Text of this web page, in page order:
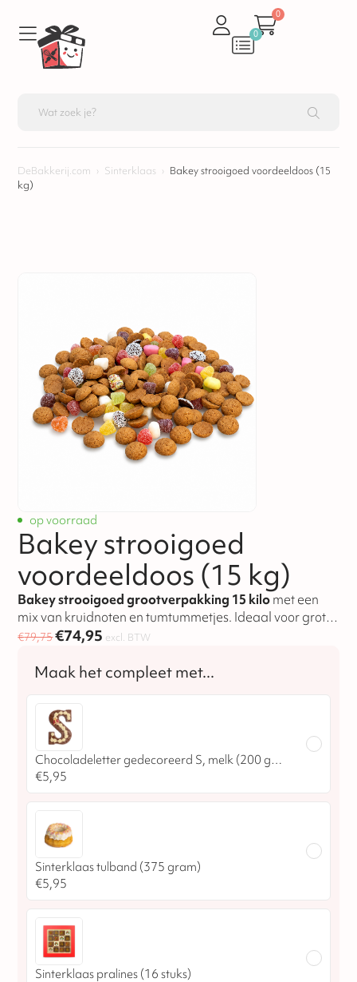
0
0
DeBakkerij.com › Sinterklaas › Bakey strooigoed voordeeldoos (15
kg)
op voorraad
Bakey strooigoed
voordeeldoos (15 kg)
Bakey strooigoed grootverpakking 15 kilo met een
mix van kruidnoten en tumtummetjes. Ideaal voor grote
Sinterklaasvieringen.Bestel nu
€79,75€74,95 excl. BTW
Chocoladeletter gedecoreerd S, melk (200 gram)
€5,95
Sinterklaas tulband (375 gram)
€5,95
Sinterklaas pralines (16 stuks)